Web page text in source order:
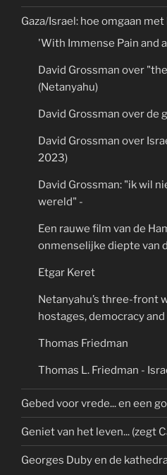
Gaza/Israel: hoe omgaan
'With Immense Pain and
David Grossman over
(Netanyahu)
David Grossman over de
David Grossman over
2023)
David Grossman: "ik wil
wereld" -
Een rauwe film van de
onmenselijke diepte van
Etgar Keret
Netanyahu’s three-front
hostages, democracy and
Thomas Friedman
Thomas L. Friedman -
Gebed voor vrede... en een
Geniet van het leven... (zegt
Georges Duby en de